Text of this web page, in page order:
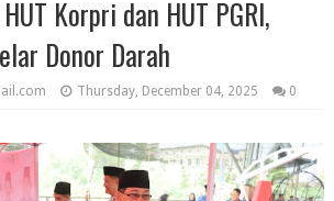
Korpri dan HUT PGRI,
Donor Darah
Thursday, December 04, 2025 0